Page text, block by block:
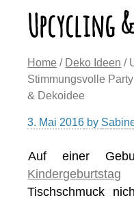
Upcycling
Home / Deko Ideen /
Stimmungsvolle
& Dekoidee
3. Mai 2016 by
Auf einer
Kindergeburtstag
Tischschmuck